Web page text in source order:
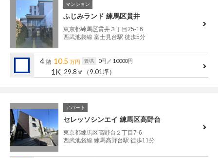
マンション
ふじみランド 練馬区貫井
東京都練馬区貫井３丁目25-16
西武池袋線 富士見台駅 徒歩5分
4 階 10.5 万円 管/共 0円 ／ 10000円
1K 29.8㎡ （9.01坪）
アパート
セレッソシンエイ 練馬区高野台
東京都練馬区高野台２丁目7-6
西武池袋線 練馬高野台駅 徒歩11分